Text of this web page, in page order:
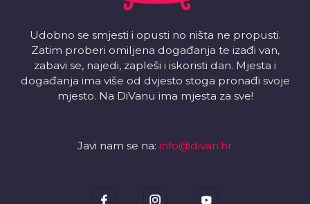
Udobno se smjesti i opusti no ništa ne propusti.
Zatim proberi omiljena događanja te izađi van,
zabavi se, najedi, zapleši i iskoristi dan. Mjesta i
događanja ima više od dvjesto stoga pronađi svoje
mjesto. Na DiVanu ima mjesta za sve!
Javi nam se na: info@divan.hr